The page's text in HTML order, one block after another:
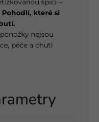
špicí –
Pohodlí, které si
nejsou
péče a chuti